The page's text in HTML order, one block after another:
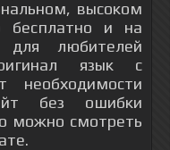
высоком
бесплатно и на
для любителей
язык с
необходимости
без ошибки
можно смотреть